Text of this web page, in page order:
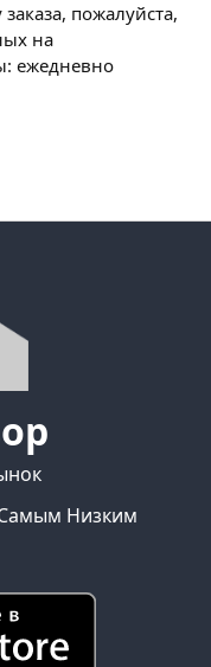
пожалуйста,
на
ежедневно
Низким